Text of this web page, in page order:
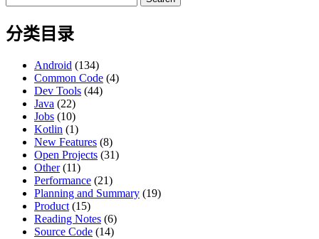
for:
分类目录
Android (134)
Common Code (4)
Dev Tools (44)
Java (22)
Jobs (10)
Kotlin (1)
New Features (8)
Open Projects (31)
Other(11)
Performance (21)
Planning and Summary (19)
Product (15)
Reading Notes (6)
Source Code (14)